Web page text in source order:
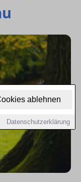
ablehnen
Datenschutzerklärung